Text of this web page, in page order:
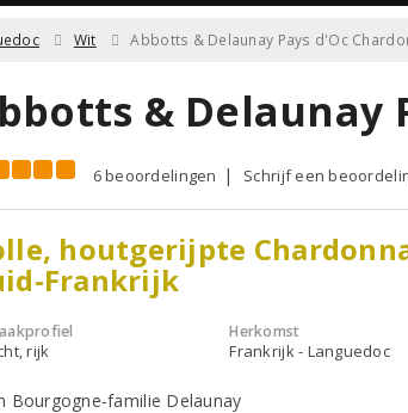
Wit Abbotts & Delaunay Pays d'Oc
& Delaunay
6 beoordelingen Schrijf een
houtgerijpte
Frankrijk
rijk
Herkomst
Frankrijk - Languedoc
Bourgogne-familie Delaunay